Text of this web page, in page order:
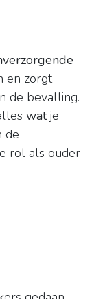
en zorgt
de bevalling.
watje
de
rol als ouder